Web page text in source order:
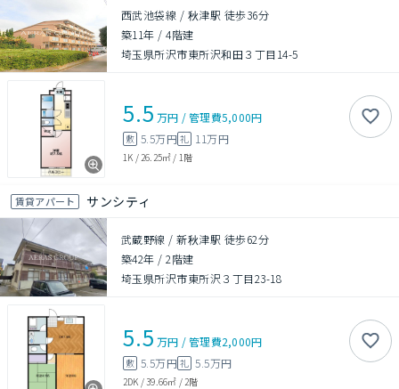
西武池袋線 / 秋津駅 徒歩36分
築11年 /4階建
埼玉県所沢市東所沢和田３丁目14-5
5.5 万円 /管理費5,000円
敷 5.5万円礼 11万円
1K / 26.25㎡ / 1階
賃貸アパート サンシティ
武蔵野線 / 新秋津駅 徒歩62分
築42年 /2階建
埼玉県所沢市東所沢３丁目23-18
5.5 万円 /管理費2,000円
敷 5.5万円礼 5.5万円
2DK /39.66㎡ / 2階